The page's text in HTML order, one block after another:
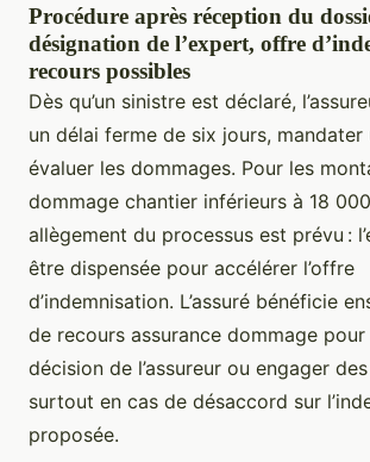
Procédure après réception du
désignation de l’expert, offre
recours possibles
Dès qu’un sinistre est déclaré,
un délai ferme de six jours,
évaluer les dommages. Pour les
dommage chantier inférieurs à 18
allègement du processus est prévu :
être dispensée pour accélérer l’offre
d’indemnisation. L’assuré bénéficie
de recours assurance dommage
décision de l’assureur ou engager
surtout en cas de désaccord sur
proposée.